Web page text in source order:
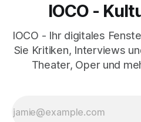
IOCO -
IOCO - Ihr digitales
Sie Kritiken, Interviews
Theater, Oper und